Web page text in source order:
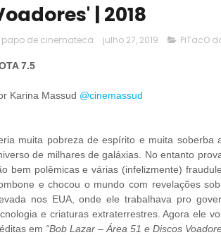
| 2018
papo de cinemateca julho 27, 2019 PiTacO
7.5
Karina Massud @cinemassud
muita pobreza de espírito e muita
de milhares de galáxias. No entanto
bem polêmicas e várias (infelizmente)
e chocou o mundo com revelações
nos EUA, onde ele trabalhava pro
e criaturas extraterrestres. Agora ele
em “Bob Lazar – Área 51 e Discos